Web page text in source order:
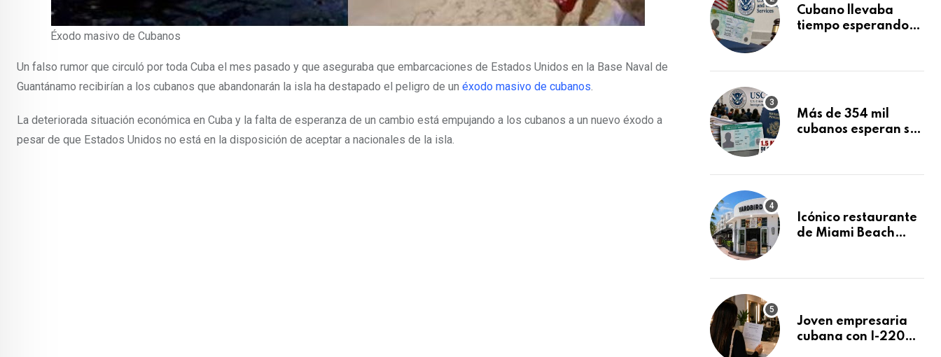
Éxodo masivo de Cubanos
Un falso rumor que circuló por toda Cuba el mes pasado y que aseguraba que embarcaciones de Estados Unidos en la Base Naval de
Guantánamo recibirían a los cubanos que abandonarán la isla ha destapado el peligro de un éxodo masivo de cubanos.
La deteriorada situación económica en Cuba y la falta de esperanza de un cambio está empujando a los cubanos a un nuevo éxodo a
pesar de que Estados Unidos no está en la disposición de aceptar a nacionales de la isla.
Cubano llevaba
tiempo esperando
tras Writ of
Más de 354 mil
cubanos esperan su
acumula 1.5 millones
Icónico restaurante
de Miami Beach
después de 15 años
Joven empresaria
cubana con I-220A